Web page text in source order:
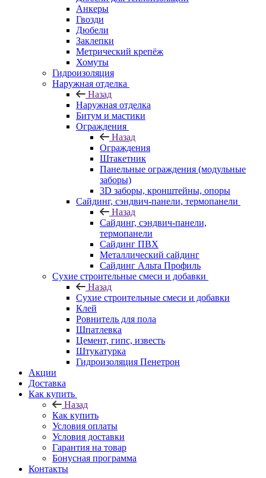
Анкеры
Гвозди
Дюбели
Заклепки
Метрический крепёж
Хомуты
Гидроизоляция
Наружная отделка
Назад
Наружная отделка
Битум и мастики
Ограждения
Назад
Ограждения
Штакетник
Панельные ограждения (модульные
заборы)
3D заборы, кронштейны, опоры
Cайдинг, сэндвич-панели, термопанели
Назад
Cайдинг, сэндвич-панели,
термопанели
Сайдинг ПВХ
Металлический сайдинг
Сайдинг Альта Профиль
Сухие строительные смеси и добавки
Назад
Сухие строительные смеси и добавки
Клей
Ровнитель для пола
Шпатлевка
Цемент, гипс, известь
Штукатурка
Гидроизоляция Пенетрон
Акции
Доставка
Как купить
Назад
Как купить
Условия оплаты
Условия доставки
Гарантия на товар
Бонусная программа
Контакты